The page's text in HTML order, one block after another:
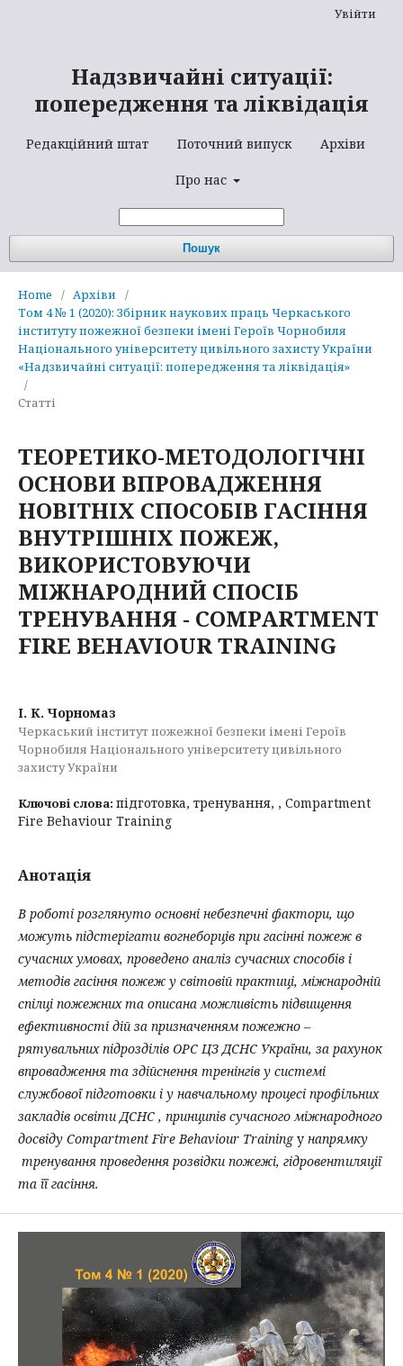
Надзвичайні ситуації:
попередження та ліквідація
Редакційний штат Поточний випуск Архіви
Про нас
Пошук
Увійти
Home / Архіви
/
Том 4 № 1 (2020): Збірник наукових праць Черкаського
інституту пожежної безпеки імені Героїв Чорнобиля
Національного університету цивільного захисту України
«Надзвичайні ситуації: попередження та ліквідація»
/
Статті
TЕОРЕТИКО-МЕТОДОЛОГІЧНІ
ОСНОВИ ВПРОВАДЖЕННЯ
НОВІТНІХ СПОСОБІВ ГАСІННЯ
ВНУТРІШНІХ ПОЖЕЖ,
ВИКОРИСТОВУЮЧИ
МІЖНАРОДНИЙ СПОСІБ
ТРЕНУВАННЯ - COMPARTMENT
FIRE BEHAVIOUR TRAINING
І. К. Чорномаз
Черкаський інститут пожежної безпеки імені Героїв
Чорнобиля Національного університету цивільного
захисту України
Ключові слова: підготовка, тренування, , Compartment
Fire Behaviour Training
Анотація
В роботі розглянуто основні небезпечні фактори, що
можуть підстерігати вогнеборців при гасінні пожеж в
сучасних умовах, проведено аналіз сучасних способів і
методів гасіння пожеж у світовій практиці, міжнародній
спілці пожежних та описана можливість підвищення
ефективності дій за призначенням пожежно –
рятувальних підрозділів ОРС ЦЗ ДСНС України, за рахунок
впровадження та здійснення тренінгів у системі
службової підготовки і у навчальному процесі профільних
закладів освіти ДСНС , принципів сучасного міжнародного
досвіду Compartment Fire Behaviour Trainingу напрямку
тренування проведення розвідки пожежі, гідровентиляції
та її гасіння.